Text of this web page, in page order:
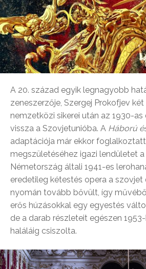
A 20. század egyik legnagyobb
zeneszerzője, Szergej Prokofjev
nemzetközi sikerei után az 1930-
vissza a Szovjetunióba. A Háború
adaptációja már ekkor
megszületéséhez igazi lendületet
Németország általi 1941-es
eredetileg kétestés opera a szovjet
nyomán tovább bővült, így
erős húzásokkal egy egyestés
de a darab részleteit egészen
haláláig csiszolta.